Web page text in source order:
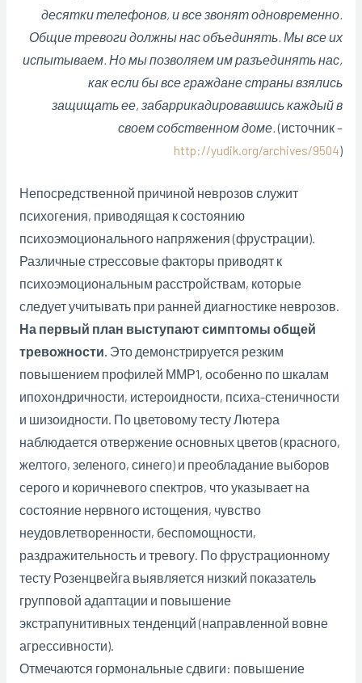
десятки телефонов, и все звонят одновременно.
Общие тревоги должны нас объединять. Мы все их
испытываем. Но мы позволяем им разъединять нас,
как если бы все граждане страны взялись
защищать ее, забаррикадировавшись каждый в
своем собственном доме.(источник–
http://yudik.org/archives/9504)
Непосредственной причиной неврозов служит
психогения, приводящая к состоянию
психоэмоционального напряжения (фрустрации).
Различные стрессовые факторы приводят к
психоэмоциональным расстройствам, которые
следует учитывать при ранней диагностике неврозов.
На первый план выступают симптомы общей
тревожности. Это демонстрируется резким
повышением профилей ММР1, особенно по шкалам
ипохондричности, истероидности, психа-стеничности
и шизоидности. По цветовому тесту Лютера
наблюдается отвержение основных цветов (красного,
желтого, зеленого, синего) и преобладание выборов
серого и коричневого спектров, что указывает на
состояние нервного истощения, чувство
неудовлетворенности, беспомощности,
раздражительность и тревогу. По фрустрационному
тесту Розенцвейга выявляется низкий показатель
групповой адаптации и повышение
экстрапунитивных тенденций (направленной вовне
агрессивности).
Отмечаются гормональные сдвиги: повышение